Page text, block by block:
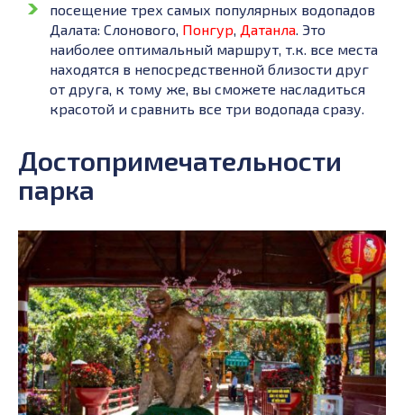
посещение трех самых популярных водопадов
Далата: Слонового, Понгур, Датанла. Это
наиболее оптимальный маршрут, т.к. все места
находятся в непосредственной близости друг
от друга, к тому же, вы сможете насладиться
красотой и сравнить все три водопада сразу.
Достопримечательности
парка